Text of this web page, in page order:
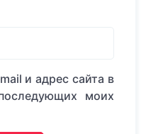
и адрес сайта в
моих